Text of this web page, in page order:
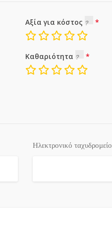
Αξία για κόστος
Καθαριότητα
Ηλεκτρονικό ταχυδρομείο